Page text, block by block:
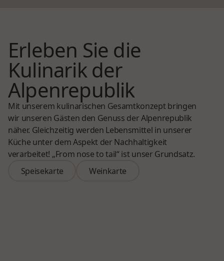
Erleben Sie die
Kulinarik der
Alpenrepublik
Mit unserem kulinarischen Gesamtkonzept bringen
wir unseren Gästen den Genuss der Alpenrepublik
näher. Gleichzeitig werden Lebensmittel in unserer
Küche unter dem Aspekt der Nachhaltigkeit
verarbeitet! „From nose to tail“ ist unser Grundsatz.
Speisekarte
Speisekarte
Weinkarte